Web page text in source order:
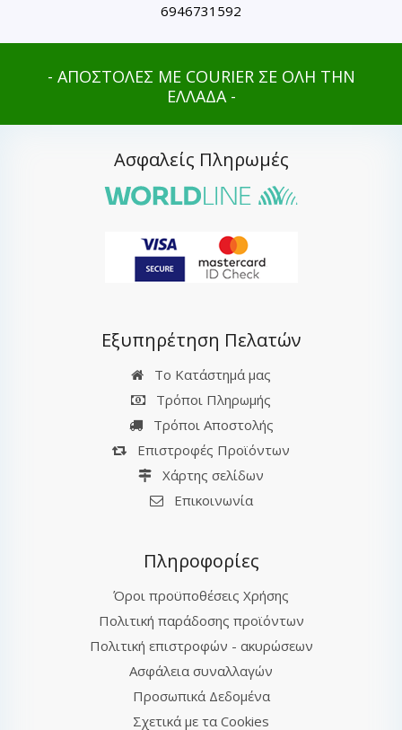
6946731592
- ΑΠΟΣΤΟΛΕΣ ΜΕ COURIER ΣΕ ΟΛΗ ΤΗΝ
ΕΛΛΑΔΑ -
Ασφαλείς Πληρωμές
Εξυπηρέτηση Πελατών
Το Κατάστημά μας
Τρόποι Πληρωμής
Τρόποι Αποστολής
Επιστροφές Προϊόντων
Χάρτης σελίδων
Επικοινωνία
Πληροφορίες
Όροι προϋποθέσεις Χρήσης
Πολιτική παράδοσης προϊόντων
Πολιτική επιστροφών - ακυρώσεων
Ασφάλεια συναλλαγών
Προσωπικά Δεδομένα
Σχετικά με τα Cookies